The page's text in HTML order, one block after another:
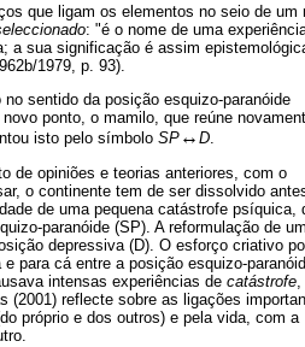
que ligam os elementos no seio de um
: "é o nome de uma
a sua significação é assim
1979, p. 93).
sentido da posição esquizo-paranóide
ponto, o mamilo, que reúne
isto pelo símbolo SP ↔ D.
de opiniões e teorias anteriores, com o
o continente tem de ser dissolvido
de uma pequena catástrofe psíquica,
paranóide (SP). A reformulação de
depressiva (D). O esforço criativo
para cá entre a posição esquizo-
intensas experiências de catástrofe,
(2001) reflecte sobre as ligações
próprio e dos outros) e pela vida, com a